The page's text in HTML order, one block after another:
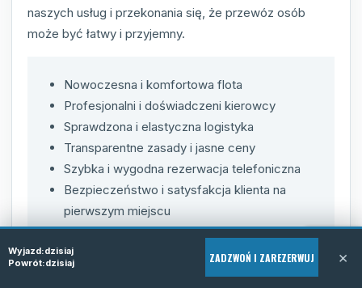
naszych usług i przekonania się, że przewóz osób
może być łatwy i przyjemny.
Nowoczesna i komfortowa flota
Profesjonalni i doświadczeni kierowcy
Sprawdzona i elastyczna logistyka
Transparentne zasady i jasne ceny
Szybka i wygodna rezerwacja telefoniczna
Bezpieczeństwo i satysfakcja klienta na
pierwszym miejscu
Wyjazd:dzisiaj
Powrót:dzisiaj ZADZWOŃ I ZAREZERWUJ ×